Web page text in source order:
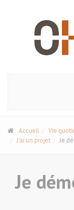
Accueil Vie
J'ai un projet
Je
Je
Panneau de gestion